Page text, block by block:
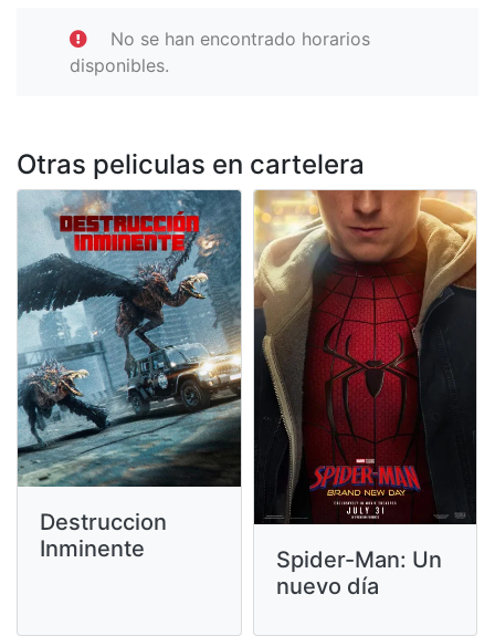
No se han encontrado horarios
disponibles.
Otras peliculas en cartelera
Destruccion
Inminente
Spider-Man: Un
nuevo día